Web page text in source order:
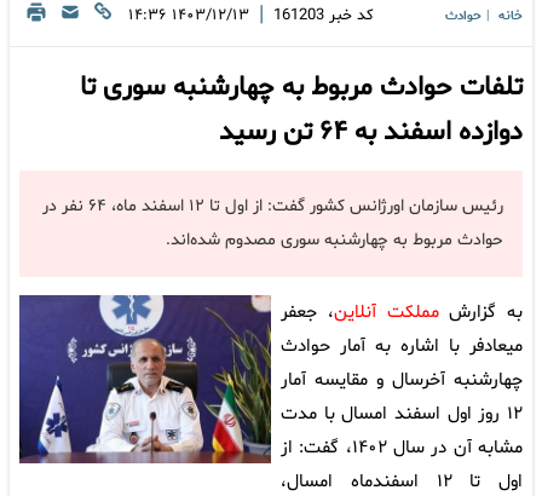
خانه حوادث کد خبر 161203
| ۱۴۰۳/۱۲/۱۳ ۱۴:۳۶
تلفات حوادث مربوط به چهارشنبه سوری تا
دوازده اسفند به ۶۴ تن رسید
رئیس سازمان اورژانس کشور گفت: از اول تا ۱۲ اسفند ماه، ۶۴ نفر در
حوادث مربوط به چهارشنبه سوری مصدوم شده‌اند.
به گزارشمملکت آنلاین، جعفر
میعادفر با اشاره به آمار حوادث
چهارشنبه آخرسال و مقایسه آمار
۱۲ روز اول اسفند امسال با مدت
مشابه آن در سال ۱۴۰۲، گفت: از
اول تا ۱۲ اسفندماه امسال،